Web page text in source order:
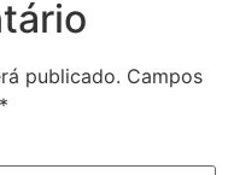
publicado. Campos
*